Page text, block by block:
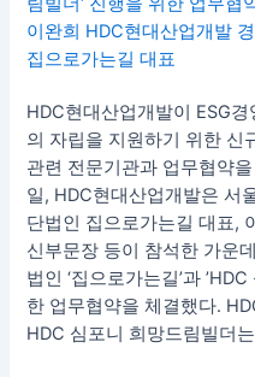
HDC현대산업개발이 ESG
의 자립을 지원하기 위한 신
관련 전문기관과 업무협약
일, HDC현대산업개발은 서
단법인 집으로가는길 대표,
신부문장 등이 참석한 가운
법인 ‘집으로가는길’과
한 업무협약을 체결했다.
HDC 심포니 희망드림빌더
확
대…
신
사
회
공
헌
프
로
그
램
가